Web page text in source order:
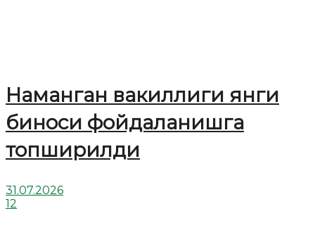
Наманган вакиллиги янги
биноси фойдаланишга
топширилди
31.07.2026
12